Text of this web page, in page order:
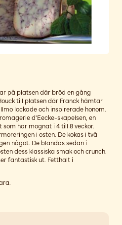
på platsen där bröd en gång
till platsen där Franck hämtar
lockade och inspirerade honom.
d'Eecke-skapelsen, en
har mognat i 4 till 8 veckor.
i osten. De kokas i två
något. De blandas sedan i
dess klassiska smak och crunch.
fantastisk ut. Fetthalt i